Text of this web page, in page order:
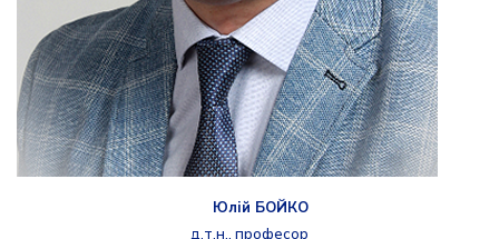
Юлій БОЙКО
д.т.н., професор